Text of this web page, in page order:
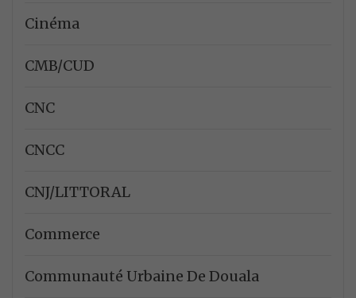
Cinéma
CMB/CUD
CNC
CNCC
CNJ/LITTORAL
Commerce
Communauté Urbaine De Douala